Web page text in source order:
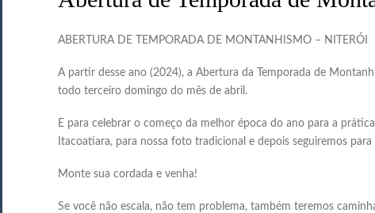
ABERTURA DE TEMPORADA DE MONTANHISMO – NITERÓI
A partir desse ano (2024), a Abertura da Temporada de
todo terceiro domingo do mês de abril.
E para celebrar o começo da melhor época do ano para a
Itacoatiara, para nossa foto tradicional e depois seguiremos para
Monte sua cordada e venha!
Se você não escala, não tem problema, também teremos